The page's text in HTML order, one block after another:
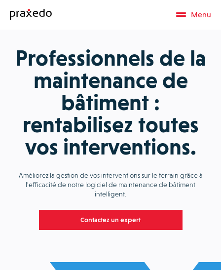
Menu
Professionnels de la
maintenance de
bâtiment :
rentabilisez toutes
vos interventions.
Améliorez la gestion de vos interventions sur le terrain grâce à
l’efficacité de notre logiciel de maintenance de bâtiment
intelligent.
Contactez un expert